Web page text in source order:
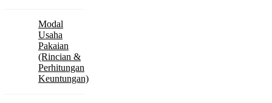
Modal
Usaha
Pakaian
(Rincian &
Perhitungan
Keuntungan)